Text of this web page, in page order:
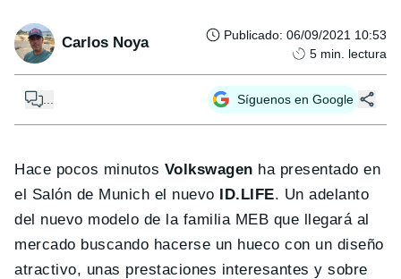
Carlos Noya Publicado: 06/09/2021 10:53
5 min. lectura
Síguenos en Google
Hace pocos minutos Volkswagen ha presentado en
el Salón de Munich el nuevo ID.LIFE. Un adelanto
del nuevo modelo de la familia MEB que llegará al
mercado buscando hacerse un hueco con un diseño
atractivo, unas prestaciones interesantes y sobre